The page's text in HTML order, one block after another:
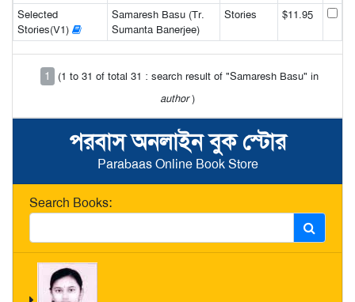
পরবাস অনলাইন বুক স্টোর
Parabaas Online Book Store
Search Books:
Selected
Stories(V1)
Samaresh Basu (Tr.
Sumanta Banerjee)
Stories $11.95
1
(1 to 31 of total 31 : search result of "Samaresh Basu" in
author)